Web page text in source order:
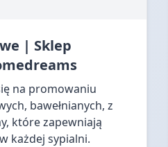
| Sklep
na promowaniu
bawełnianych, z
które zapewniają
każdej sypialni.